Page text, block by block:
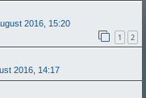
2016, 15:20
1 2
2016, 14:17